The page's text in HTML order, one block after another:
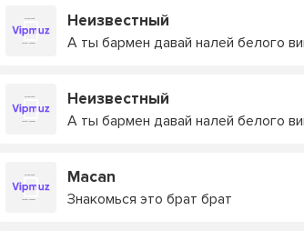
Неизвестный
А ты бармен давай налей белого
Неизвестный
А ты бармен давай налей белого
Macan
Знакомься это брат брат